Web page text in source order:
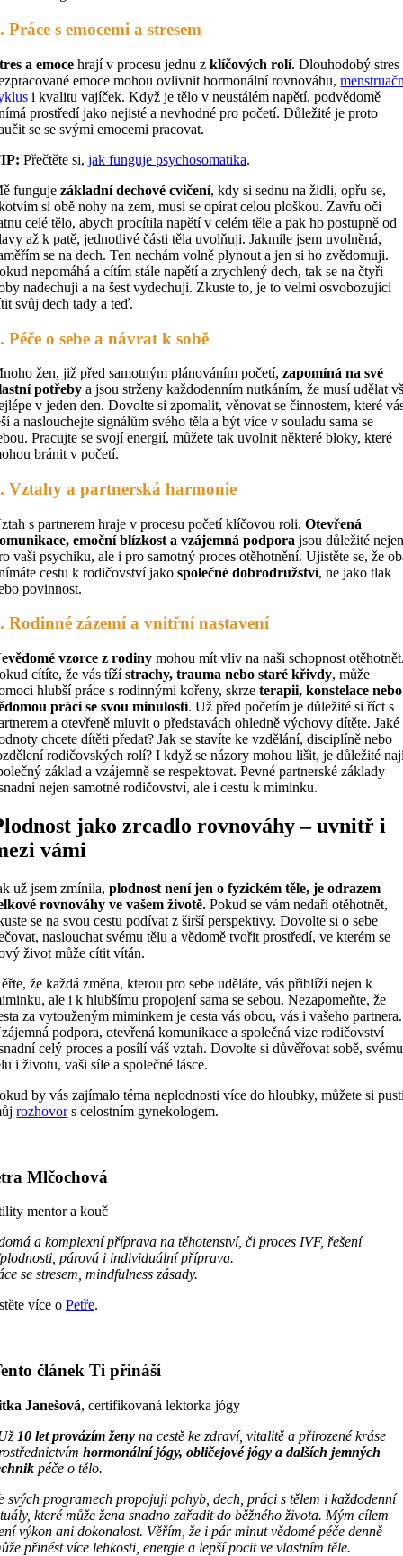
Práce s emocemi a stresem
a emoce hrají v procesu jednu z klíčových rolí. Dlouhodobý stres
emoce mohou ovlivnit hormonální rovnováhu,
i kvalitu vajíček. Když je tělo v neustálém napětí, podvědomě
prostředí jako nejisté a nevhodné pro početí. Důležité je proto
se se svými emocemi pracovat.
Přečtěte si,jak funguje psychosomatika.
fungujezákladní dechové cvičení, kdy si sednu na židli, opřu se,
si obě nohy na zem, musí se opírat celou ploškou. Zavřu oči
celé tělo, abych procítila napětí v celém těle a pak ho postupně od
až k patě, jednotlivé části těla uvolňuji. Jakmile jsem uvolněná,
se na dech. Ten nechám volně plynout a jen si ho zvědomuji.
nepomáhá a cítím stále napětí a zrychlený dech, tak se na čtyři
nadechuji a na šest vydechuji. Zkuste to, je to velmi osvobozující
svůj dech tady a teď.
Péče o sebe a návrat k sobě
žen, již před samotným plánováním početí,zapomíná na své
potřeby a jsou strženy každodenním nutkáním, že musí udělat
v jeden den. Dovolte si zpomalit, věnovat se činnostem, které
a naslouchejte signálům svého těla a být více v souladu sama se
Pracujte se svojí energií, můžete tak uvolnit některé bloky, které
bránit v početí.
Vztahy a partnerská harmonie
s partnerem hraje v procesu početí klíčovou roli.Otevřená
emoční blízkost a vzájemná podpora jsou důležité
vaši psychiku, ale i pro samotný proces otěhotnění. Ujistěte se, že
cestu k rodičovství jakospolečné dobrodružství, ne jako tlak
povinnost.
Rodinné zázemí a vnitřní nastavení
vzorce z rodiny mohou mít vliv na naši schopnost
cítíte, že vás tížístrachy, trauma nebo staré křivdy, může
hlubší práce s rodinnými kořeny, skrzeterapii, konstelace nebo
práci se svou minulostí. Už před početím je důležité si říct s
a otevřeně mluvit o představách ohledně výchovy dítěte. Jaké
chcete dítěti předat? Jak se stavíte ke vzdělání, disciplíně nebo
rodičovských rolí? I když se názory mohou lišit, je důležité
základ a vzájemně se respektovat. Pevné partnerské základy
nejen samotné rodičovství, ale i cestu k miminku.
jako zrcadlo rovnováhy – uvnitř i
vámi
už jsem zmínila,plodnost není jen o fyzickém těle, je odrazem
rovnováhy ve vašem životě. Pokud se vám nedaří otěhotnět,
se na svou cestu podívat z širší perspektivy. Dovolte si o sebe
naslouchat svému tělu a vědomě tvořit prostředí, ve kterém se
život může cítit vítán.
že každá změna, kterou pro sebe uděláte, vás přiblíží nejen k
ale i k hlubšímu propojení sama se sebou. Nezapomeňte, že
za vytouženým miminkem je cesta vás obou, vás i vašeho partnera.
podpora, otevřená komunikace a společná vize rodičovství
celý proces a posílí váš vztah. Dovolte si důvěřovat sobě, svému
i životu, vaši síle a společné lásce.
by vás zajímalo téma neplodnosti více do hloubky, můžete si
rozhovors celostním gynekologem.
Mlčochová
mentor a kouč
a komplexní příprava na těhotenství, či proces IVF, řešení
párová i individuální příprava.
se stresem, mindfulness zásady.
více oPetře.
článek Ti přináší
Janešová, certifikovaná lektorka jógy
10 let provázím ženy na cestě ke zdraví, vitalitě a přirozené kráse
hormonální jógy, obličejové jógy a dalších jemných
péče o tělo.
svých programech propojuji pohyb, dech, práci s tělem i každodenní
které může žena snadno zařadit do běžného života. Mým cílem
výkon ani dokonalost. Věřím, že i pár minut vědomé péče denně
přinést více lehkosti, energie a lepší pocit ve vlastním těle.